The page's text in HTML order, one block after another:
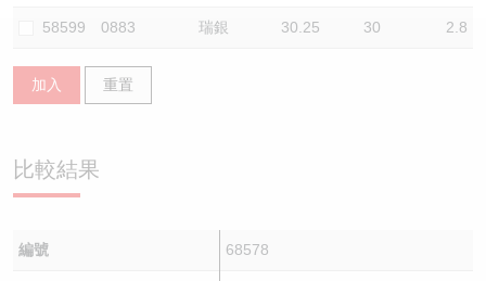
58599 0883 瑞銀 30.25 30 2.8
加入 重置
比較結果
編號 68578
認股證文件及公告
認股證文件及公告 (瑞信)
牛熊證分析儀
牛熊證速算機
牛熊證文件及公告 (瑞信)
AH 股價對照
即市板塊表現
收市競價變化